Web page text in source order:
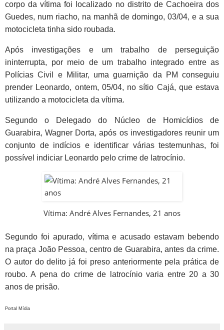
corpo da vítima foi localizado no distrito de Cachoeira dos
Guedes, num riacho, na manhã de domingo, 03/04, e a sua
motocicleta tinha sido roubada.
Após investigações e um trabalho de perseguição
ininterrupta, por meio de um trabalho integrado entre as
Polícias Civil e Militar, uma guarnição da PM conseguiu
prender Leonardo, ontem, 05/04, no sítio Cajá, que estava
utilizando a motocicleta da vítima.
Segundo o Delegado do Núcleo de Homicídios de
Guarabira, Wagner Dorta, após os investigadores reunir um
conjunto de indícios e identificar várias testemunhas, foi
possível indiciar Leonardo pelo crime de latrocínio.
Vítima: André Alves Fernandes, 21 anos
Segundo foi apurado, vítima e acusado estavam bebendo
na praça João Pessoa, centro de Guarabira, antes da crime.
O autor do delito já foi preso anteriormente pela prática de
roubo. A pena do crime de latrocínio varia entre 20 a 30
anos de prisão.
Portal Mídia